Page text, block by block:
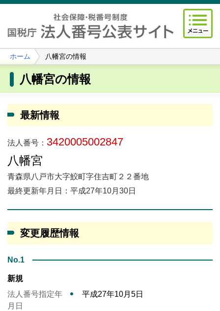
ホーム 八幡宮の情報
八幡宮の情報
最新情報
法人番号： 3420005002847
八幡宮
青森県八戸市大字鮫町字住吉町２２番地
最終更新年月日：平成27年10月30日
変更履歴情報
No.1
新規
法人番号指定年
月日
平成27年10月5日